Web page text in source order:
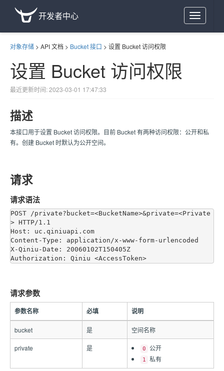
Toggle
navigation
开发者中心
对象存储 > API 文档 > Bucket 接口 > 设置 Bucket 访问权限
设置 Bucket 访问权限
最近更新时间: 2023-03-01 17:47:33
描述
本接口用于设置 Bucket 访问权限。目前 Bucket 有两种访问权限：公开和私
有。创建 Bucket 时默认为公开空间。
请求
请求语法
POST /private?bucket=<BucketName>&private=<Private
> HTTP/1.1
Host: uc.qiniuapi.com
Content-Type: application/x-www-form-urlencoded
X-Qiniu-Date: 20060102T150405Z
请求参数
参数名称 必填 说明
bucket 是 空间名称
private 是 0 公开
1 私有